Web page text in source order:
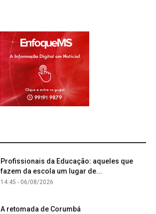
Profissionais da Educação: aqueles que
fazem da escola um lugar de...
14:45 - 06/08/2026
A retomada de Corumbá